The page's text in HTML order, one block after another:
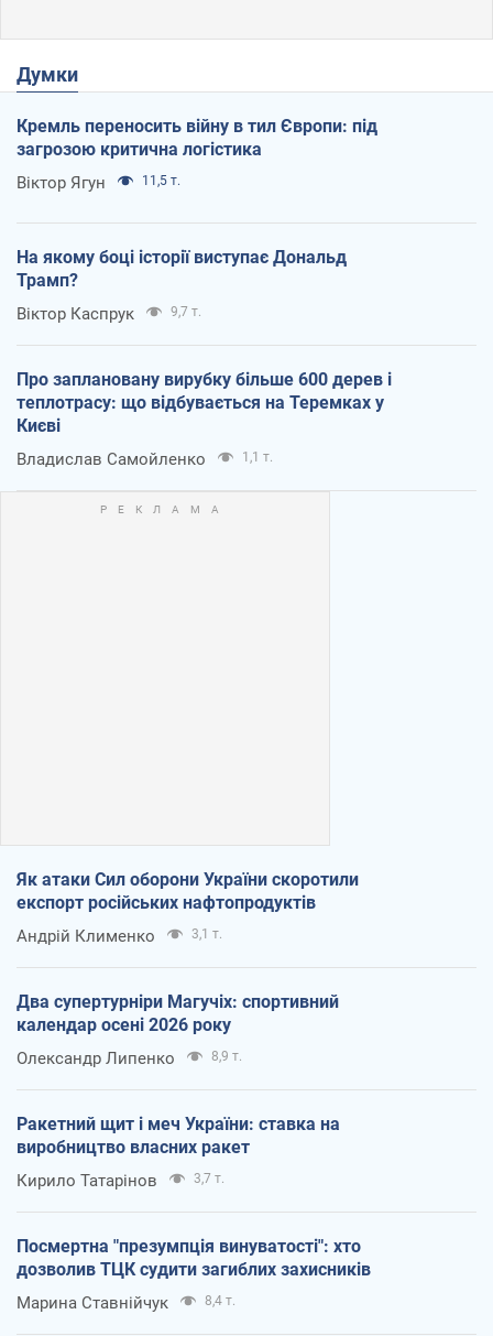
Думки
Кремль переносить війну в тил Європи: під
загрозою критична логістика
Віктор Ягун 11,5 т.
На якому боці історії виступає Дональд
Трамп?
Віктор Каспрук 9,7 т.
Про заплановану вирубку більше 600 дерев і
теплотрасу: що відбувається на Теремках у
Києві
Владислав Самойленко 1,1 т.
Як атаки Сил оборони України скоротили
експорт російських нафтопродуктів
Андрій Клименко 3,1 т.
Два супертурніри Магучіх: спортивний
календар осені 2026 року
Олександр Липенко 8,9 т.
Ракетний щит і меч України: ставка на
виробництво власних ракет
Кирило Татарінов 3,7 т.
Посмертна "презумпція винуватості": хто
дозволив ТЦК судити загиблих захисників
Марина Ставнійчук 8,4 т.